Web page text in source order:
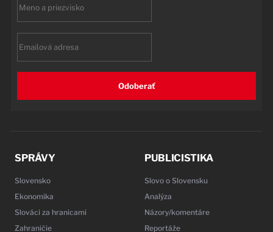
Odoberať
SPRÁVY
Slovensko
Ekonomika
Slováci za hranicami
Zahraničie
PUBLICISTIKA
Slovo o Slovensku
Analýza
Názory/komentáre
Reportáže